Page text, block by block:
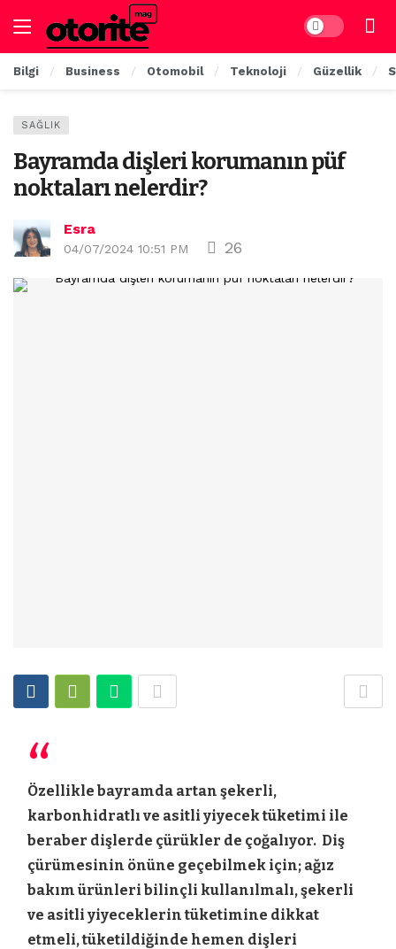
Dark mode
Bilgi Business Otomobil Teknoloji Güzellik
SAĞLIK
Bayramda dişleri korumanın püf
noktaları nelerdir?
Esra
04/07/2024 10:51 PM 26
Özellikle bayramda artan şekerli,
karbonhidratlı ve asitli yiyecek tüketimi ile
beraber dişlerde çürükler de çoğalıyor. Diş
çürümesinin önüne geçebilmek için; ağız
bakım ürünleri bilinçli kullanılmalı, şekerli
ve asitli yiyeceklerin tüketimine dikkat
etmeli, tüketildiğinde hemen dişleri